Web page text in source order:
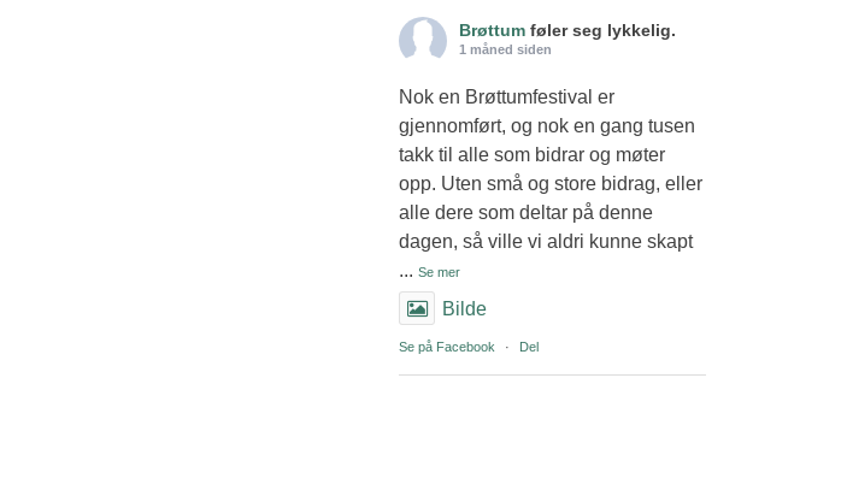
Brøttum føler seg lykkelig.
1 måned siden
Nok en Brøttumfestival er
gjennomført, og nok en gang tusen
takk til alle som bidrar og møter
opp. Uten små og store bidrag, eller
alle dere som deltar på denne
dagen, så ville vi aldri kunne skapt
... Se mer
Bilde
Se på Facebook · Del